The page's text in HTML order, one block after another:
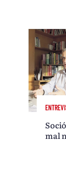
mal